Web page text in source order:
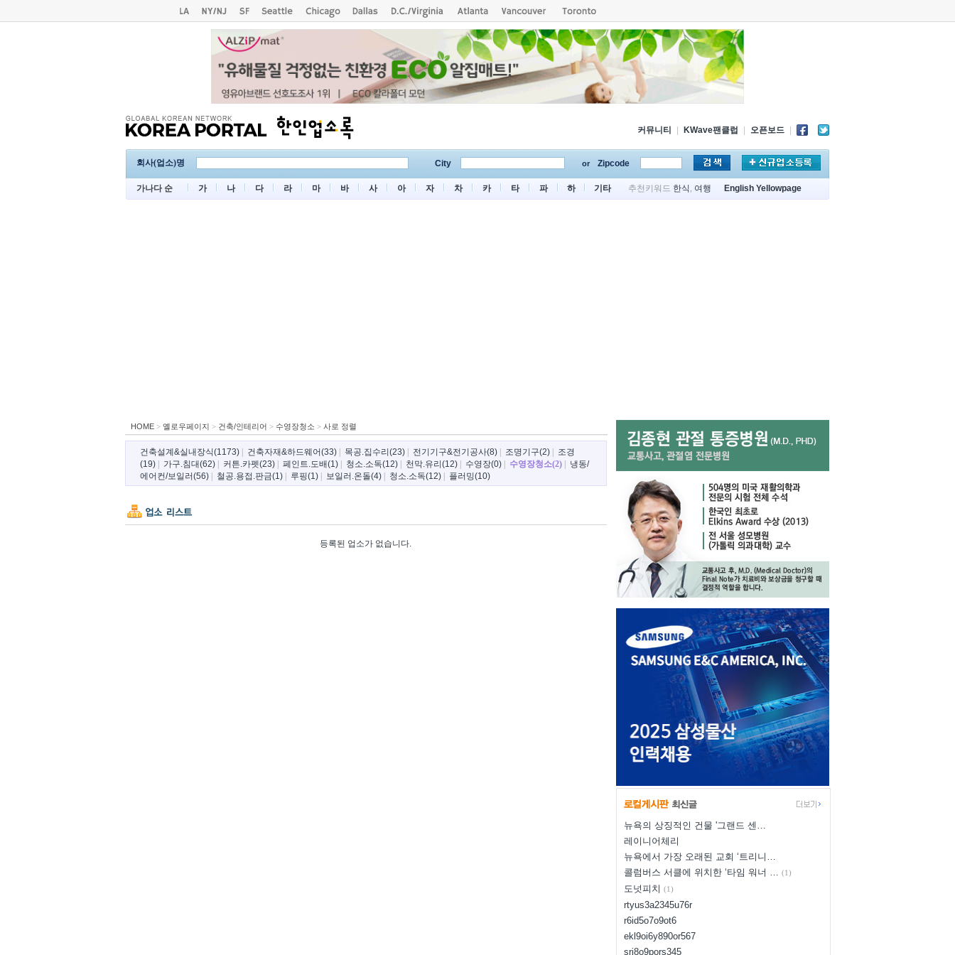
커뮤니티 KWave팬클럽 오픈보드
회사(업소)명 City or Zipcode
가나다 순 가 나 다 라 마 바 사 아 자 차 카 타 파 하 기타 추천키워드 한식 , 여행 English Yellowpage
HOME> 옐로우페이지 > 건축/인테리어 > 수영장청소 > 사로 정렬
건축설계&실내장식(1173)| 건축자재&하드웨어(33)| 목공.집수리(23)| 전기기구&전기공사(8)| 조명기구(2)|
조경
(19)| 가구.침대(62)| 커튼.카펫(23)| 페인트.도배(1)| 청소.소독(12)| 천막.유리(12)| 수영장(0)| 수영장청소(2)|
냉동/
에어컨/보일러(56)| 철공.용접.판금(1)| 루핑(1)| 보일러.온돌(4)| 청소.소독(12)| 플러밍(10)
등록된 업소가 없습니다.
뉴욕의 상징적인 건물 '그랜드 센…
레이니어체리
뉴욕에서 가장 오래된 교회 ‘트리니…
콜럼버스 서클에 위치한 ‘타임 워너 … (1)
도넛피치 (1)
rtyus3a2345u76r
r6id5o7o9ot6
ekl9oi6y890or567
sri8o9pors345